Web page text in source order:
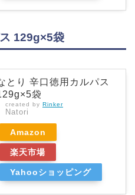
129g×5袋
とり 辛口徳用カルパス
袋
created by Rinker
Natori
Amazon
楽天市場
Yahooショッピング